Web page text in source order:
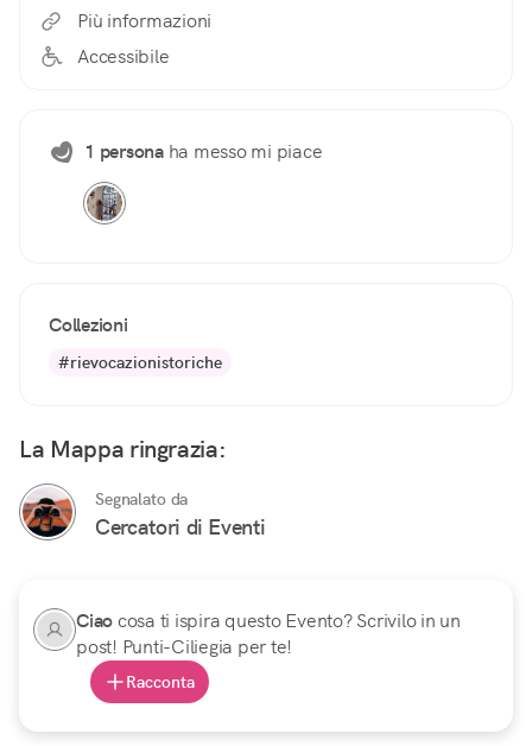
Più informazioni
Accessibile
1 personaha messo mi piace
Collezioni
#rievocazionistoriche
La Mappa ringrazia:
Segnalato da
Cercatori di Eventi
Ciaocosa ti ispira questo Evento? Scrivilo in un
post! Punti-Ciliegia per te!
Racconta